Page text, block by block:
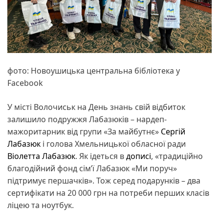
фото: Новоушицька центральна бібліотека у
Facebook
У місті Волочиськ на День знань свій відбиток
залишило подружжя Лабазюків – нардеп-
мажоритарник від групи «За майбутнє» Сергій
Лабазюк і голова Хмельницької обласної ради
Віолетта Лабазюк. Як ідеться вдописі, «традиційно
благодійний фонд сім’ї Лабазюк «Ми поруч»
підтримує першачків». Тож серед подарунків – два
сертифікати на 20 000 грн на потреби перших класів
ліцею та ноутбук.